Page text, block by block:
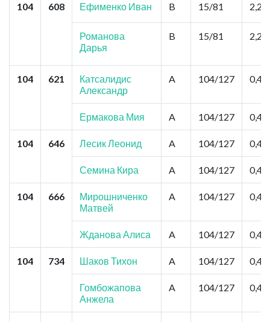
104 608 Ефименко Иван B 15/81 2,2
Романова
Дарья
B 15/81 2,2
104 621
Катсалидис
Александр
A 104/127 0,44
Ермакова Мия A 104/127 0,44
104 646 Лесик Леонид A 104/127 0,44
Семина Кира A 104/127 0,44
104 666
Мирошниченко
Матвей
A 104/127 0,44
Жданова Алиса A 104/127 0,44
104 734 Шаков Тихон A 104/127 0,44
Гомбожапова
Анжела
A 104/127 0,44